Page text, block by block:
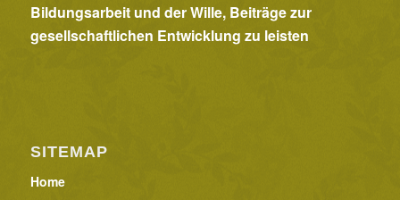
Bildungsarbeit und der Wille, Beiträge zur
gesellschaftlichen Entwicklung zu leisten
SITEMAP
Home